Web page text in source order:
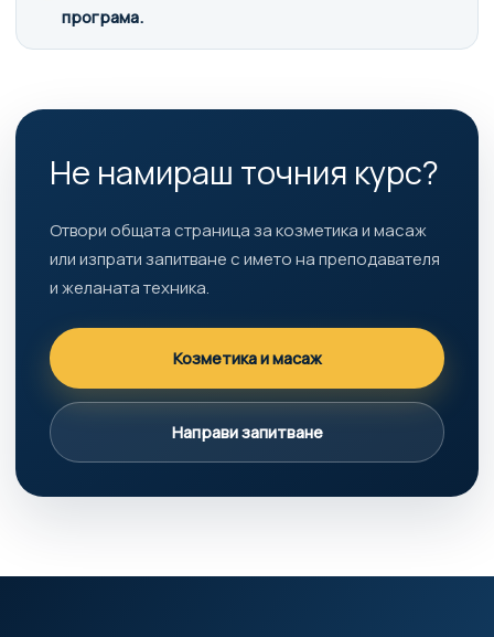
програма.
Не намираш точния курс?
Отвори общата страница за козметика и масаж
или изпрати запитване с името на преподавателя
и желаната техника.
Козметика и масаж
Направи запитване